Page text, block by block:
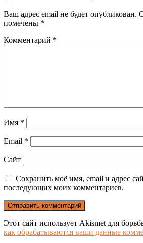
Ваш адрес email не будет опубликован.
помечены *
Комментарий *
Имя *
Email *
Сайт
Сохранить моё имя, email и адрес
последующих моих комментариев.
Этот сайт использует Akismet для
как обрабатываются ваши данные